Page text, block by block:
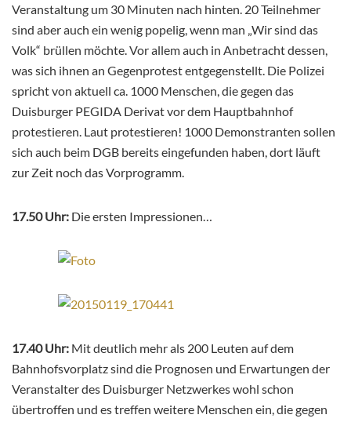
Veranstaltung um 30 Minuten nach hinten. 20 Teilnehmer
sind aber auch ein wenig popelig, wenn man „Wir sind das
Volk“ brüllen möchte. Vor allem auch in Anbetracht dessen,
was sich ihnen an Gegenprotest entgegenstellt. Die Polizei
spricht von aktuell ca. 1000 Menschen, die gegen das
Duisburger PEGIDA Derivat vor dem Hauptbahnhof
protestieren. Laut protestieren! 1000 Demonstranten sollen
sich auch beim DGB bereits eingefunden haben, dort läuft
zur Zeit noch das Vorprogramm.
17.50 Uhr: Die ersten Impressionen…
17.40 Uhr: Mit deutlich mehr als 200 Leuten auf dem
Bahnhofsvorplatz sind die Prognosen und Erwartungen der
Veranstalter des Duisburger Netzwerkes wohl schon
übertroffen und es treffen weitere Menschen ein, die gegen